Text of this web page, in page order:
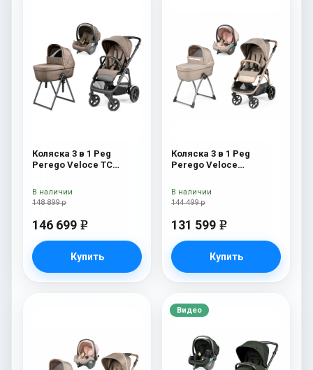
Коляска 3 в 1 Peg
Perego Veloce TC
Bark New
148 899 р
146 699 e
Купить
В наличии
Коляска 3 в 1 Peg
Perego Veloce
Amour
144 499 р
131 599 e
Купить
В наличии
Видео